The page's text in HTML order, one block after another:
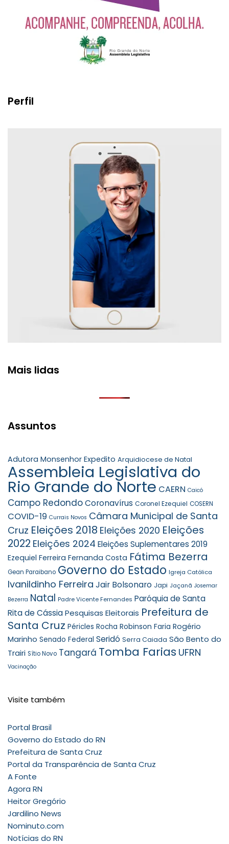
Perfil
Mais lidas
Assuntos
Adutora Monsenhor Expedito Arquidiocese de Natal
Assembleia Legislativa do
Rio Grande do Norte CAERN Caicó
Campo RedondoCoronavírus Coronel Ezequiel COSERN
COVID-19 Currais Novos Câmara Municipal de Santa
Cruz Eleições 2018 Eleições 2020 Eleições
2022 Eleições 2024 Eleições Suplementares 2019
Ezequiel Ferreira Fernanda Costa Fátima Bezerra
Gean Paraibano Governo do Estado Igreja Católica
Ivanildinho Ferreira Jair Bolsonaro Japi Jaçanã Josemar
Bezerra Natal Padre Vicente Fernandes Paróquia de Santa
Rita de CássiaPesquisas Eleitorais Prefeitura de
Santa Cruz Péricles Rocha Robinson Faria Rogério
Marinho Senado Federal Seridó Serra Caiada São Bento do
Trairi Sítio Novo Tangará Tomba Farias UFRN
Vacinação
Visite também
Portal Brasil
Governo do Estado do RN
Prefeitura de Santa Cruz
Portal da Transparência de Santa Cruz
A Fonte
Agora RN
Heitor Gregório
Jardilino News
Nominuto.com
Notícias do RN